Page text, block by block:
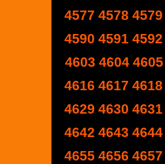
4577 4578 4579
4590 4591 4592
4603 4604 4605
4616 4617 4618
4629 4630 4631
4642 4643 4644
4655 4656 4657